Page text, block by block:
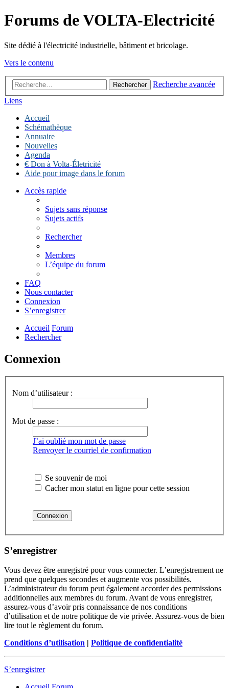
Forums de VOLTA-Electricité
Site dédié à l'électricité industrielle, bâtiment et bricolage.
Vers le contenu
Rechercher
Recherche avancée
Liens
Accueil
Schémathèque
Annuaire
Nouvelles
Agenda
€ Don à Volta-Életricité
Aide pour image dans le forum
Accès rapide
Sujets sans réponse
Sujets actifs
Rechercher
Membres
L’équipe du forum
FAQ
Nous contacter
Connexion
S’enregistrer
Accueil Forum
Rechercher
Connexion
Nom d’utilisateur :
Mot de passe :
J’ai oublié mon mot de passe
Renvoyer le courriel de confirmation
Se souvenir de moi
Cacher mon statut en ligne pour cette session
S’enregistrer
Vous devez être enregistré pour vous connecter. L’enregistrement ne
prend que quelques secondes et augmente vos possibilités.
L’administrateur du forum peut également accorder des permissions
additionnelles aux membres du forum. Avant de vous enregistrer,
assurez-vous d’avoir pris connaissance de nos conditions
d’utilisation et de notre politique de vie privée. Assurez-vous de bien
lire tout le règlement du forum.
Conditions d’utilisation | Politique de confidentialité
S’enregistrer